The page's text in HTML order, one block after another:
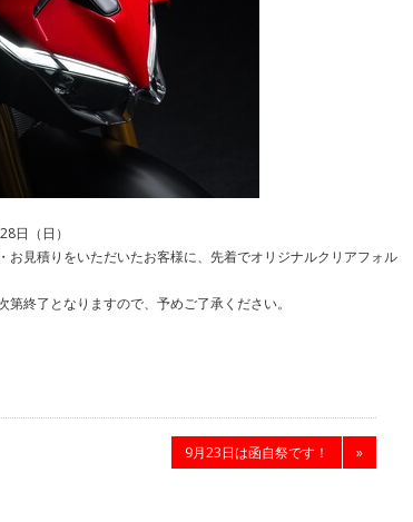
日（日）
お見積りをいただいたお客様に、先着でオリジナルクリアフォル
終了となりますので、予めご了承ください。
9月23日は函自祭です！ »